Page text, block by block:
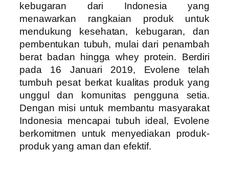
kebugaran dari Indonesia yang
menawarkan rangkaian produk untuk
mendukung kesehatan, kebugaran, dan
pembentukan tubuh, mulai dari penambah
berat badan hingga whey protein. Berdiri
pada 16 Januari 2019, Evolene telah
tumbuh pesat berkat kualitas produk yang
unggul dan komunitas pengguna setia.
Dengan misi untuk membantu masyarakat
Indonesia mencapai tubuh ideal, Evolene
berkomitmen untuk menyediakan produk-
produk yang aman dan efektif.